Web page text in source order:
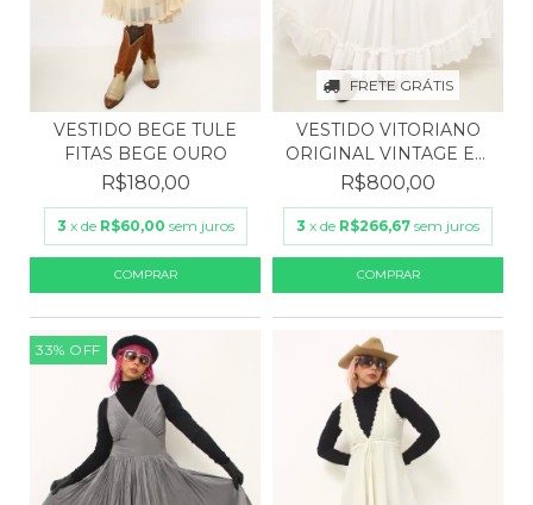
VESTIDO BEGE TULE
FITAS BEGE OURO
R$180,00
3 x de R$60,00 sem juros
FRETE GRÁTIS
VESTIDO VITORIANO
ORIGINAL VINTAGE EM
AL...
R$800,00
3 x de R$266,67 sem juros
33% OFF